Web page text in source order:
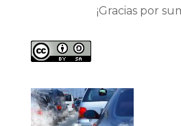
¡Gracias por